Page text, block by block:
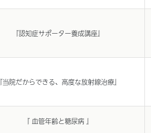
『認知症サポーター養成講座』
『当院だからできる、高度な放射線治療』
『 血管年齢と糖尿病 』